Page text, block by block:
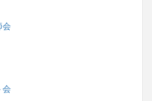
会
会